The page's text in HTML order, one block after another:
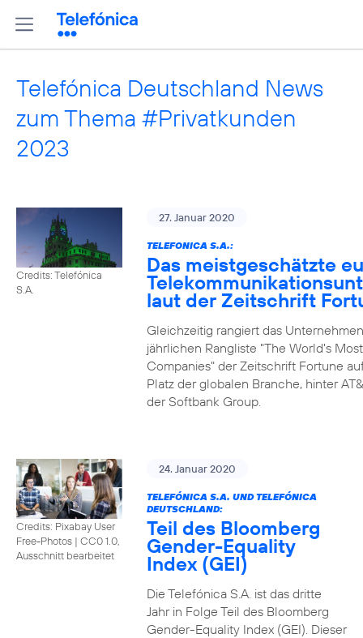
Telefónica Deutschland News
zum Thema #Privatkunden
2023
Credits: Telefónica
S.A.
27. Januar 2020
TELEFONICA S.A.:
Das meistgeschätzte
laut der Zeitschrift
Gleichzeitig rangiert das
jährlichen Rangliste "The World's
Companies" der Zeitschrift Fortune
Platz der globalen Branche, hinter
der Softbank Group.
Credits: Pixabay User
Free-Photos | CC0 1.0,
Ausschnitt bearbeitet
24. Januar 2020
TELEFÓNICA S.A. UND TELEFÓNICA
DEUTSCHLAND:
Teil des Bloomberg
Gender-Equality
Index (GEI)
Die Telefónica S.A. ist das dritte
Jahr in Folge Teil des Bloomberg
Gender-Equality Index (GEI). Dieser